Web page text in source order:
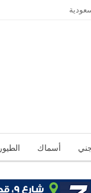
أسماك الطيور